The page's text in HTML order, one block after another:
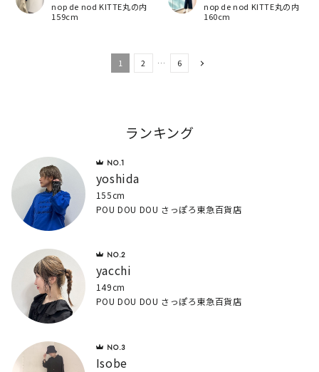
nop de nod KITTE丸の内
159cm
nop de nod KITTE丸の内
160cm
1 2 … 6
ランキング
yoshida
155cm
POU DOU DOU さっぽろ東急百貨店
yacchi
149cm
POU DOU DOU さっぽろ東急百貨店
Isobe